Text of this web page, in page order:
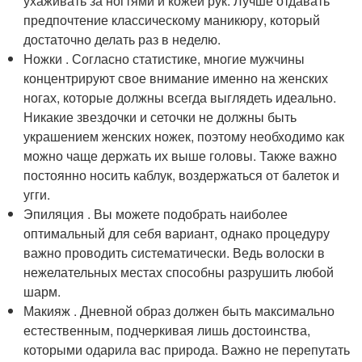
предпочтение классическому маникюру, который
достаточно делать раз в неделю.
Ножки . Согласно статистике, многие мужчины
концентрируют свое внимание именно на женских
ногах, которые должны всегда выглядеть идеально.
Никакие звездочки и сеточки не должны быть
украшением женских ножек, поэтому необходимо как
можно чаще держать их выше головы. Также важно
постоянно носить каблук, воздержаться от балеток и
угги.
Эпиляция . Вы можете подобрать наиболее
оптимальный для себя вариант, однако процедуру
важно проводить систематически. Ведь волоски в
нежелательных местах способны разрушить любой
шарм.
Макияж . Дневной образ должен быть максимально
естественным, подчеркивая лишь достоинства,
которыми одарила вас природа. Важно не перепутать